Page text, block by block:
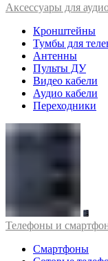
Аксессуары для
Кронштейны
Тумбы для
Антенны
Пульты ДУ
Видео кабели
Аудио кабели
Переходники
Телефоны и
Смартфоны